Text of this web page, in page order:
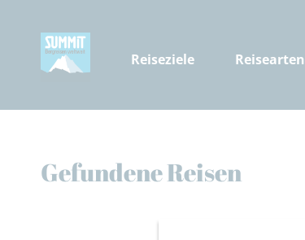
Reiseziele Reisearten
Gefundene Reisen